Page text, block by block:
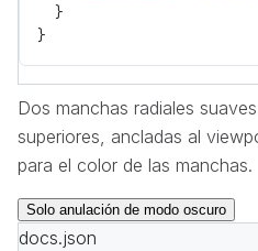
  }
}
Dos manchas radiales
superiores, ancladas al
para el color de las manchas.
Solo anulación de modo oscuro
docs.json